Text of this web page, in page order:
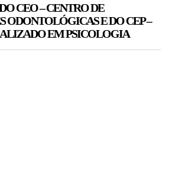
CEO – CENTRO DE
ODONTOLÓGICAS E DO CEP –
EM PSICOLOGIA